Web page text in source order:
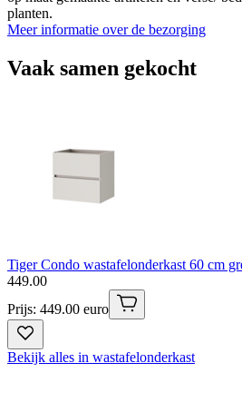
planten.
Meer informatie over de bezorging
Vaak samen gekocht
Tiger Condo wastafelonderkast 60 cm
449.00
Prijs: 449.00 euro
Bekijk alles in wastafelonderkast